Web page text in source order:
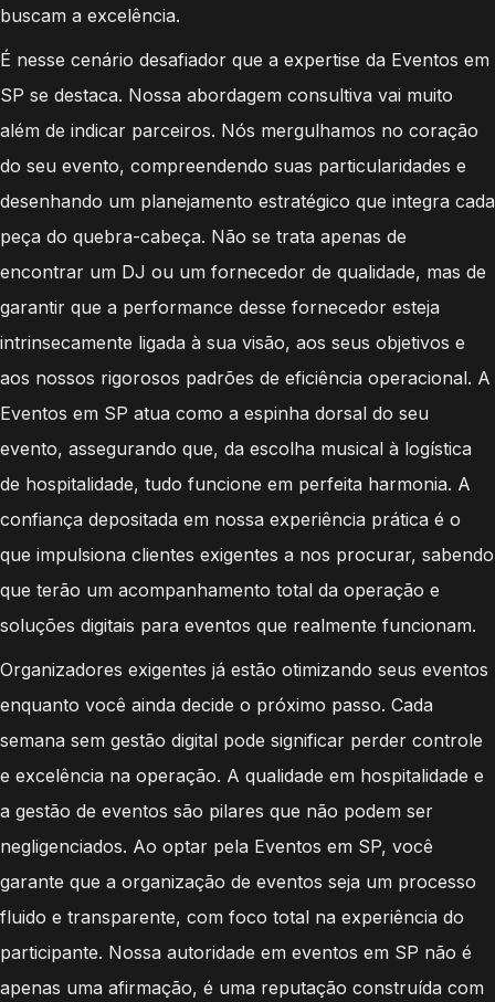
buscam a excelência.
É nesse cenário desafiador que a expertise da Eventos em
SP se destaca. Nossa abordagem consultiva vai muito
além de indicar parceiros. Nós mergulhamos no coração
do seu evento, compreendendo suas particularidades e
desenhando um planejamento estratégico que integra cada
peça do quebra-cabeça. Não se trata apenas de
encontrar um DJ ou um fornecedor de qualidade, mas de
garantir que a performance desse fornecedor esteja
intrinsecamente ligada à sua visão, aos seus objetivos e
aos nossos rigorosos padrões de eficiência operacional. A
Eventos em SP atua como a espinha dorsal do seu
evento, assegurando que, da escolha musical à logística
de hospitalidade, tudo funcione em perfeita harmonia. A
confiança depositada em nossa experiência prática é o
que impulsiona clientes exigentes a nos procurar, sabendo
que terão um acompanhamento total da operação e
soluções digitais para eventos que realmente funcionam.
Organizadores exigentes já estão otimizando seus eventos
enquanto você ainda decide o próximo passo. Cada
semana sem gestão digital pode significar perder controle
e excelência na operação. A qualidade em hospitalidade e
a gestão de eventos são pilares que não podem ser
negligenciados. Ao optar pela Eventos em SP, você
garante que a organização de eventos seja um processo
fluido e transparente, com foco total na experiência do
participante. Nossa autoridade em eventos em SP não é
apenas uma afirmação, é uma reputação construída com